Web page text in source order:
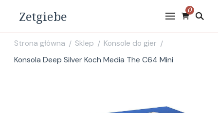
Zetgiebe 0
Strona główna / Sklep / Konsole do gier /
Konsola Deep Silver Koch Media The C64 Mini